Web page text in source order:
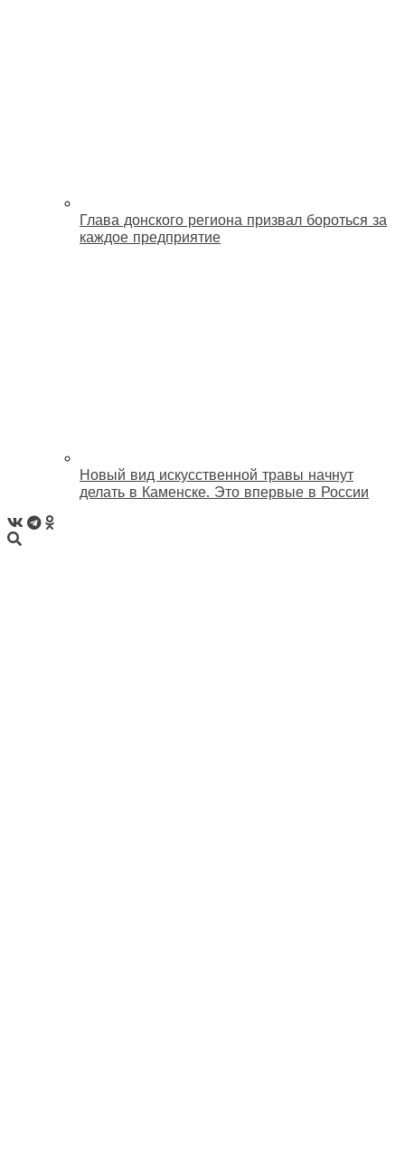
Глава донского региона призвал бороться за
каждое предприятие
Новый вид искусственной травы начнут
делать в Каменске. Это впервые в России